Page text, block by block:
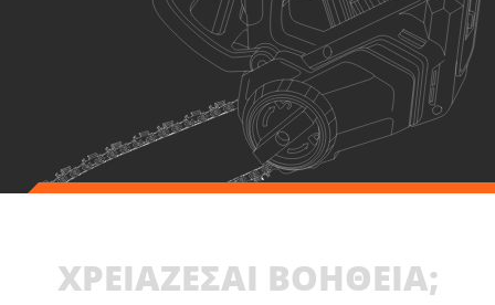
ΧΡΕΙΑΖΕΣΑΙ ΒΟΗΘΕΙΑ;